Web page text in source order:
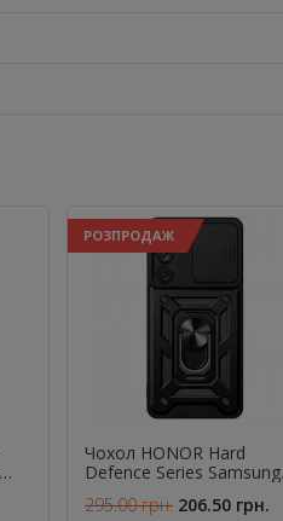
РОЗПРОДАЖ
Чохол HONOR Hard
Defence Series Samsung
(with Camshield and
295.00 грн. 206.50 грн.